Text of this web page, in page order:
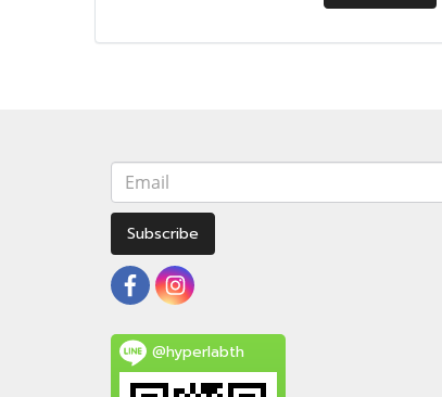
Subscribe
@hyperlabth